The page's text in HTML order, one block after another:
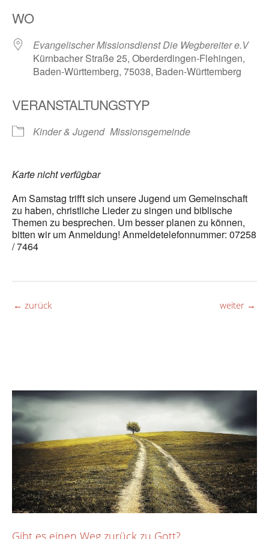
WO
Evangelischer Missionsdienst Die Wegbereiter e.V
Kürnbacher Straße 25, Oberderdingen-Flehingen,
Baden-Württemberg, 75038, Baden-Württemberg
VERANSTALTUNGSTYP
Kinder & Jugend Missionsgemeinde
Karte nicht verfügbar
Am Samstag trifft sich unsere Jugend um Gemeinschaft
zu haben, christliche Lieder zu singen und biblische
Themen zu besprechen. Um besser planen zu können,
bitten wir um Anmeldung! Anmeldetelefonnummer: 07258
/ 7464
← zurück weiter →
Gibt es einen Weg zurück zu Gott?